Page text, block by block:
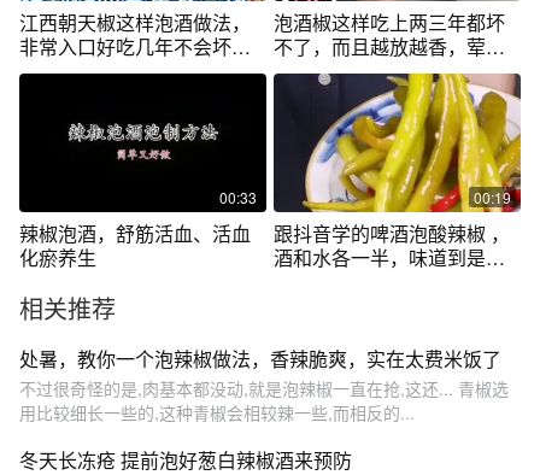
江西朝天椒这样泡酒做法，
非常入口好吃几年不会坏，
简单易学
泡酒椒这样吃上两三年都坏
不了，而且越放越香，荤菜
放一点去腥还增香真的味道
不一般#泡椒 #泡酒椒#泡椒
做法 #如何自制泡椒
00:33
辣椒泡酒，舒筋活血、活血
化瘀养生
00:19
跟抖音学的啤酒泡酸辣椒 ，
酒和水各一半，味道到是没
相关推荐
处暑，教你一个泡辣椒做法，香辣脆爽，实在太费米饭了
不过很奇怪的是,肉基本都没动,就是泡辣椒一直在抢,这还... 青椒选
用比较细长一些的,这种青椒会相较辣一些,而相反的...
冬天长冻疮 提前泡好葱白辣椒酒来预防